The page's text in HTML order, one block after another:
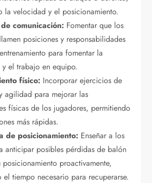
la velocidad y el posicionamiento.
comunicación: Fomentar que los
posiciones y responsabilidades
para fomentar la
el trabajo en equipo.
físico: Incorporar ejercicios de
agilidad para mejorar las
físicas de los jugadores, permitiendo
más rápidas.
de posicionamiento: Enseñar a los
anticipar posibles pérdidas de balón
posicionamiento proactivamente,
el tiempo necesario para recuperarse.